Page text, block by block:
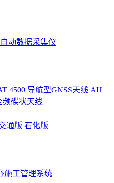
动数据采集仪
4500 导航型GNSS天线 AH-
频碟状天线
通版 石化版
施工管理系统